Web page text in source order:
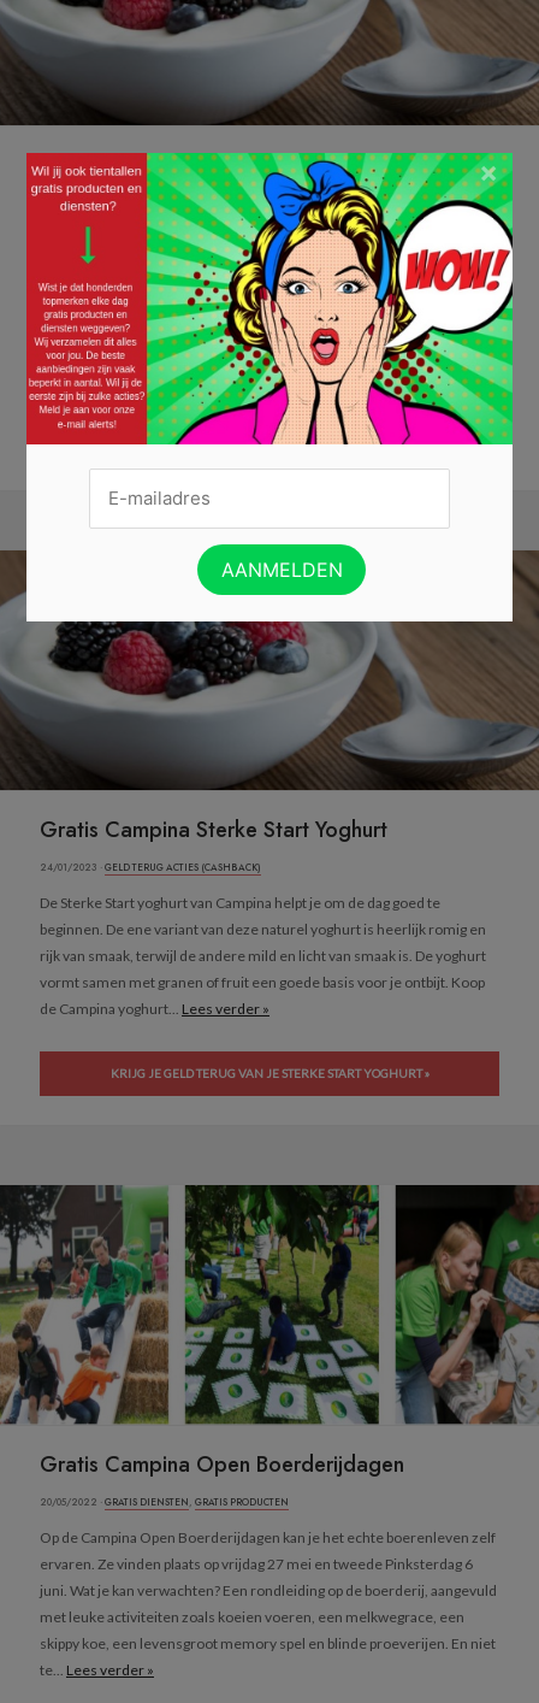
Campina Sterke Start yoghurt 100%
terugbetaald
25/02/2023 · GELD TERUG ACTIES (CASHBACK)
De Sterke Start yoghurt van Campina helpt je om de dag goed te
beginnen. Deze natuurlijke yoghurt is heerlijk romig én rijk van smaak
en vormt met granen of fruit de perfecte basis voor je ontbijt. En jij kan
deze overheerlijke yoghurt gratis proeven, maar dan moet je er wel
snel bij zijn! Je aankoop...Lees verder »
KRIJG JE CAMPINA YOGHURT VOLLEDIG TERUGBETAALD »
Gratis Campina Sterke Start Yoghurt
24/01/2023 ·GELD TERUG ACTIES (CASHBACK)
De Sterke Start yoghurt van Campina helpt je om de dag goed te
beginnen. De ene variant van deze naturel yoghurt is heerlijk romig en
rijk van smaak, terwijl de andere mild en licht van smaak is. De yoghurt
vormt samen met granen of fruit een goede basis voor je ontbijt. Koop
de Campina yoghurt... Lees verder »
KRIJG JE GELD TERUG VAN JE STERKE START YOGHURT »
Gratis Campina Open Boerderijdagen
20/05/2022 ·GRATIS DIENSTEN, GRATIS PRODUCTEN
Op de Campina Open Boerderijdagen kan je het echte boerenleven zelf
ervaren. Ze vinden plaats op vrijdag 27 mei en tweede Pinksterdag 6
juni. Wat je kan verwachten? Een rondleiding op de boerderij, aangevuld
met leuke activiteiten zoals koeien voeren, een melkwegrace, een
skippy koe, een levensgroot memory spel en blinde proeverijen. En niet
te... Lees verder »
×